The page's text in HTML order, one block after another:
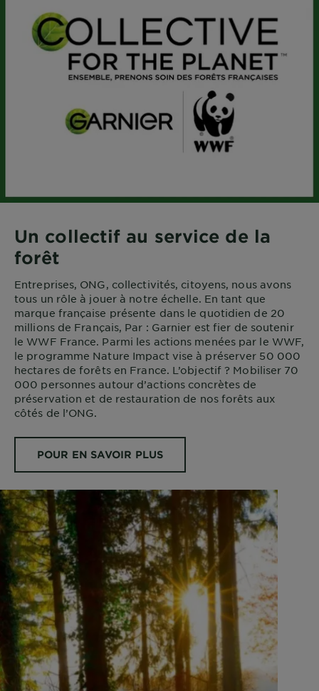
Un collectif au service de la
forêt
Entreprises, ONG, collectivités, citoyens, nous avons
tous un rôle à jouer à notre échelle. En tant que
marque française présente dans le quotidien de 20
millions de Français, Par : Garnier est fier de soutenir
le WWF France. Parmi les actions menées par le WWF,
le programme Nature Impact vise à préserver 50 000
hectares de forêts en France. L’objectif ? Mobiliser 70
000 personnes autour d’actions concrètes de
préservation et de restauration de nos forêts aux
côtés de l’ONG.
POUR EN SAVOIR PLUS